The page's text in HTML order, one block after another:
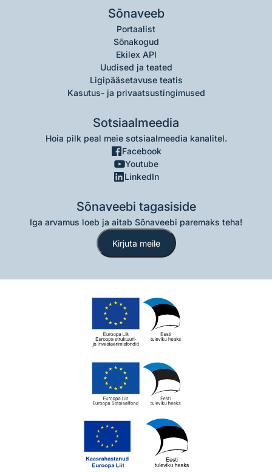
Sõnaveeb
Portaalist
Sõnakogud
Ekilex API
Uudised ja teated
Ligipääsetavuse teatis
Kasutus- ja privaatsustingimused
Sotsiaalmeedia
Hoia pilk peal meie sotsiaalmeedia kanalitel.
Facebook
Youtube
LinkedIn
Sõnaveebi tagasiside
Iga arvamus loeb ja aitab Sõnaveebi paremaks teha!
Kirjuta meile